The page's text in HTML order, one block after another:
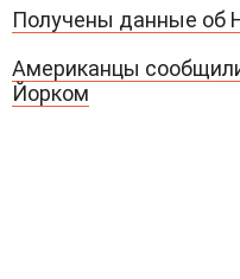
Получены данные об
Американцы
Йорком